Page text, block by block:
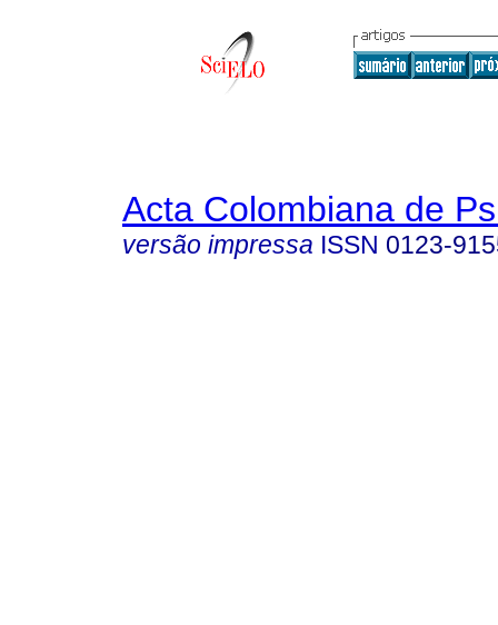
Acta Colombiana de
versão impressa ISSN 0123-